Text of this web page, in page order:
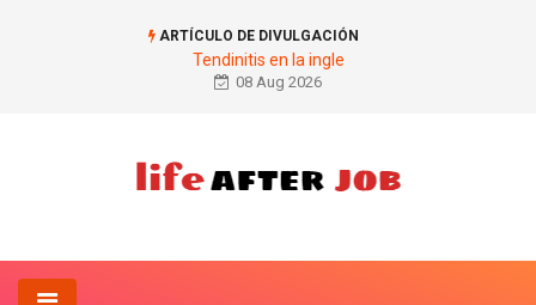
ARTÍCULO DE DIVULGACIÓN
Tendinitis en la ingle
08 Aug 2026